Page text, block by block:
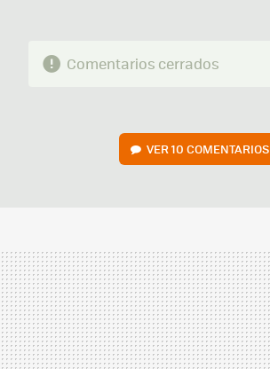
Comentarios cerrados
VER10 COMENTARIOS